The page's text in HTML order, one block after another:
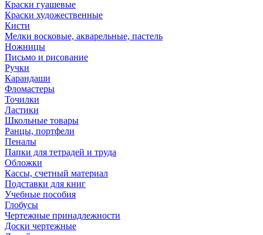
Краски гуашевые
Краски художественные
Кисти
Мелки восковые, акварельные, пастель
Ножницы
Письмо и рисование
Ручки
Карандаши
Фломастеры
Точилки
Ластики
Школьные товары
Ранцы, портфели
Пеналы
Папки для тетрадей и труда
Обложки
Кассы, счетный материал
Подставки для книг
Учебные пособия
Глобусы
Чертежные принадлежности
Доски чертежные